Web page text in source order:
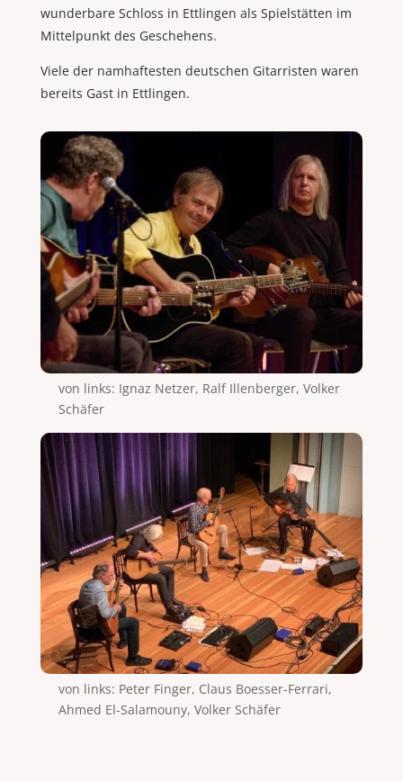
wunderbare Schloss in Ettlingen als Spielstätten im
Mittelpunkt des Geschehens.
Viele der namhaftesten deutschen Gitarristen waren
bereits Gast in Ettlingen.
von links: Ignaz Netzer, Ralf Illenberger, Volker
Schäfer
von links: Peter Finger, Claus Boesser-Ferrari,
Ahmed El-Salamouny, Volker Schäfer